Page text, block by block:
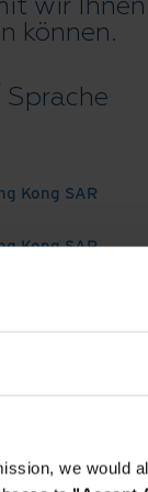
we would
können.
Kong SAR
Kong SAR
Berichte
die
sich
an